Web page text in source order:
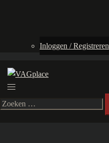
Inloggen / Registreren
Toggle
menu
Zoeken